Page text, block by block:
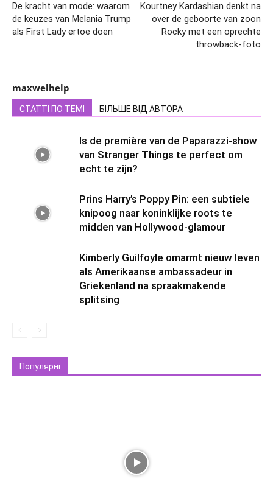
De kracht van mode: waarom
de keuzes van Melania Trump
als First Lady ertoe doen
Kourtney Kardashian denkt na
over de geboorte van zoon
Rocky met een oprechte
throwback-foto
maxwelhelp
СТАТТІ ПО ТЕМІ БІЛЬШЕ ВІД АВТОРА
Is de première van de Paparazzi-show
van Stranger Things te perfect om
echt te zijn?
Prins Harry’s Poppy Pin: een subtiele
knipoog naar koninklijke roots te
midden van Hollywood-glamour
Kimberly Guilfoyle omarmt nieuw leven
als Amerikaanse ambassadeur in
Griekenland na spraakmakende
splitsing
Популярні